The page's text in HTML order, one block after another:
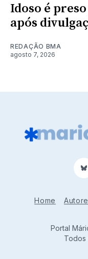
Idoso é
após
REDAÇÃO BMA
agosto 7, 2026
Home
Portal
Todos